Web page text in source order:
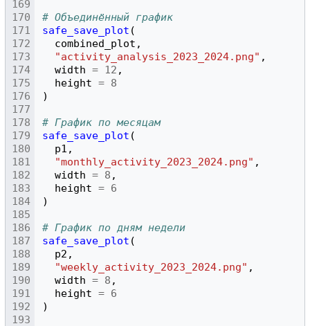
# Объединённый график
safe_save_plot (
combined_plot ,
"activity_analysis_2023_2024.png" ,
width = 12 ,
height = 8
)
# График по месяцам
safe_save_plot (
p1 ,
"monthly_activity_2023_2024.png" ,
width = 8 ,
height = 6
)
# График по дням недели
safe_save_plot (
p2 ,
"weekly_activity_2023_2024.png" ,
width = 8 ,
height = 6
)